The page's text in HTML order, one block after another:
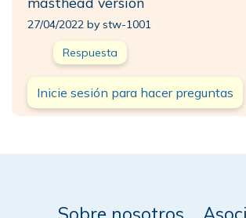
27/04/2022 by stw-1001
Respuesta
Inicie sesión para hacer preguntas